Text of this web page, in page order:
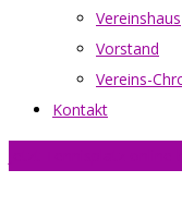
Vereinshaus
Vorstand
Vereins-
Kontakt